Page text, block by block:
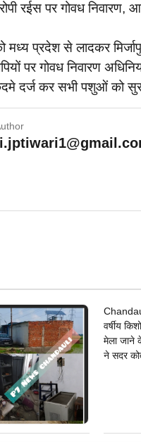
रईस पर गोवध
मध्य प्रदेश से लादकर
पर गोवध निवारण
दर्ज कर सभी पशुओं को
वर्षीय
मेला जाने
ने सदर